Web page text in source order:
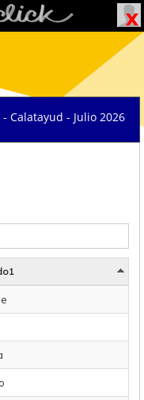
Calatayud - Julio 2026